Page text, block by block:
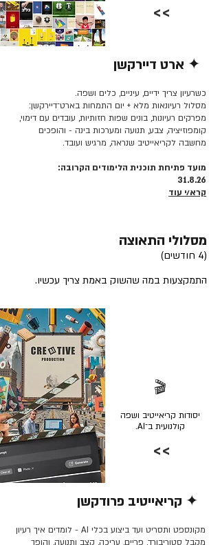
>>
✦ ארט דיירקשן
כשרעיון צריך ידיים, עיניים, כלים ושפה.
מסלול רעיונאות מלא + יום התמחות בארט־דיירקשן:
מפרקים רעיונות, בונים שפות חזותיות, עובדים עם דימוי,
קומפוזיציה, צבע, תנועה ומערכות בינה - והופכים
מחשבה לקריאייטיב שנראה, מרגיש ועובד.
מועד פתיחת תוכנית הלימודים הקרובה:
31.8.26
קרא/י עוד
מסלולי התאוצה
(4 חודשים)
התמקצעות במה שהשוק באמת צריך עכשיו.
🎬
יסודות קריאייטיב ושפה
קולנועית ב־AI.
>>
✦ קריאייטיב פרודקשן
מקונספט ותסריט ועד ביצוע בכלי AI - לומדים איך רעיון
מקבל סטוריבורד, פריים, עריכה, קצב ותנועה, והופך